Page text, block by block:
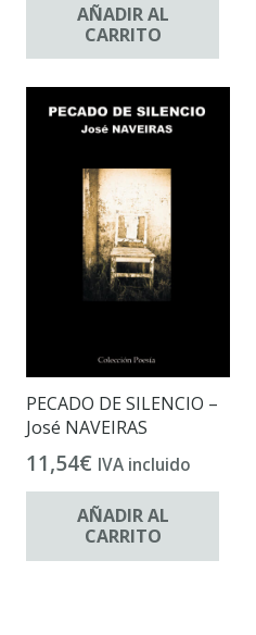
AÑADIR AL
CARRITO
PECADO DE SILENCIO –
José NAVEIRAS
11,54€ IVA incluido
AÑADIR AL
CARRITO